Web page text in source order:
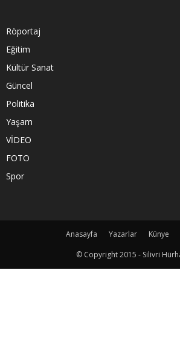
Röportaj
Eğitim
Kültür Sanat
Güncel
Politika
Yaşam
VİDEO
FOTO
Spor
Anasayfa Yazarlar Künye
© Copyright 2015 - Silivri